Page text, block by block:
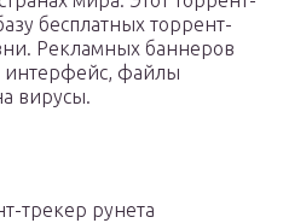
бесплатных торрент-
Рекламных баннеров
файлы
вирусы.
трекер рунета